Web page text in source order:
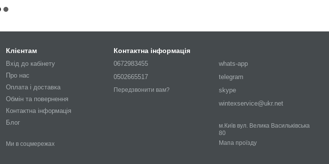
Клієнтам
Вхід до кабінету
Про нас
Оплата і доставка
Обмін та повернення
Контактна інформація
Блог
Ми в соцмережах
Контактна інформація
0672983455
0502665517
Передзвонити вам?
whats-app
telegram
skype
wintexservice@ukr.net
м.Київ вул. Велика Васильківська
80
Мапа проїзду